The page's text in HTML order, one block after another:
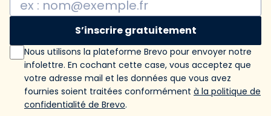
S’inscrire gratuitement
Nous utilisons la plateforme Brevo pour envoyer notre
infolettre. En cochant cette case, vous acceptez que
votre adresse mail et les données que vous avez
fournies soient traitées conformément à la politique de
confidentialité de Brevo.